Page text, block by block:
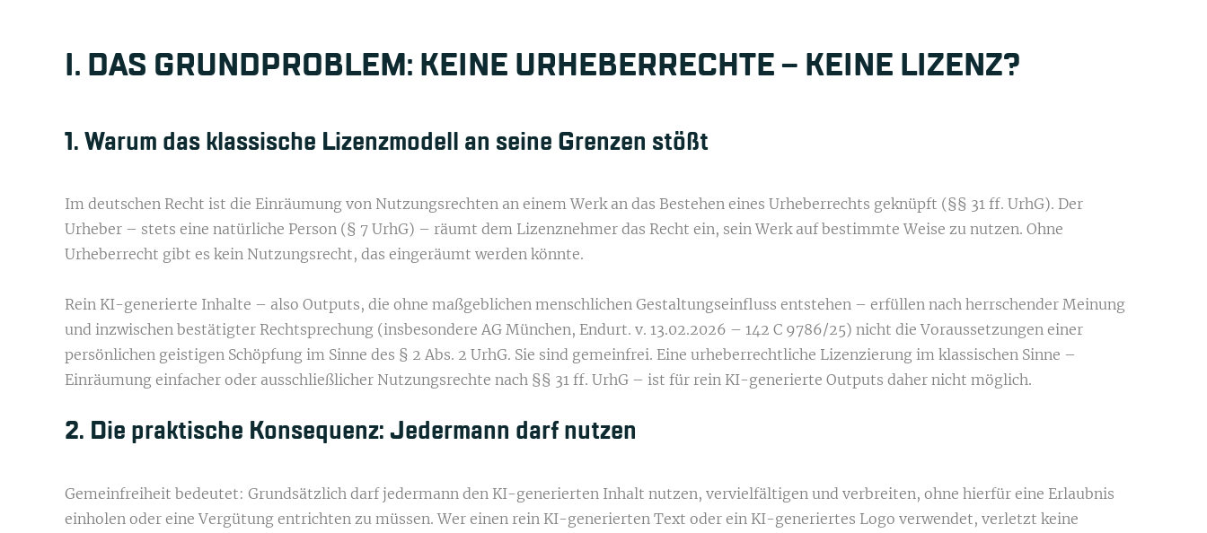
I. DAS GRUNDPROBLEM: KEINE URHEBERRECHTE – KEINE LIZENZ?
1. Warum das klassische Lizenzmodell an seine Grenzen stößt
Im deutschen Recht ist die Einräumung von Nutzungsrechten an einem Werk an das Bestehen eines Urheberrechts geknüpft (§§ 31 ff. UrhG). Der
Urheber – stets eine natürliche Person (§ 7 UrhG) – räumt dem Lizenznehmer das Recht ein, sein Werk auf bestimmte Weise zu nutzen. Ohne
Urheberrecht gibt es kein Nutzungsrecht, das eingeräumt werden könnte.
Rein KI-generierte Inhalte – also Outputs, die ohne maßgeblichen menschlichen Gestaltungseinfluss entstehen – erfüllen nach herrschender Meinung
und inzwischen bestätigter Rechtsprechung (insbesondere AG München, Endurt. v. 13.02.2026 – 142 C 9786/25) nicht die Voraussetzungen einer
persönlichen geistigen Schöpfung im Sinne des § 2 Abs. 2 UrhG. Sie sind gemeinfrei. Eine urheberrechtliche Lizenzierung im klassischen Sinne –
Einräumung einfacher oder ausschließlicher Nutzungsrechte nach §§ 31 ff. UrhG – ist für rein KI-generierte Outputs daher nicht möglich.
2. Die praktische Konsequenz: Jedermann darf nutzen
Gemeinfreiheit bedeutet: Grundsätzlich darf jedermann den KI-generierten Inhalt nutzen, vervielfältigen und verbreiten, ohne hierfür eine Erlaubnis
einholen oder eine Vergütung entrichten zu müssen. Wer einen rein KI-generierten Text oder ein KI-generiertes Logo verwendet, verletzt keine